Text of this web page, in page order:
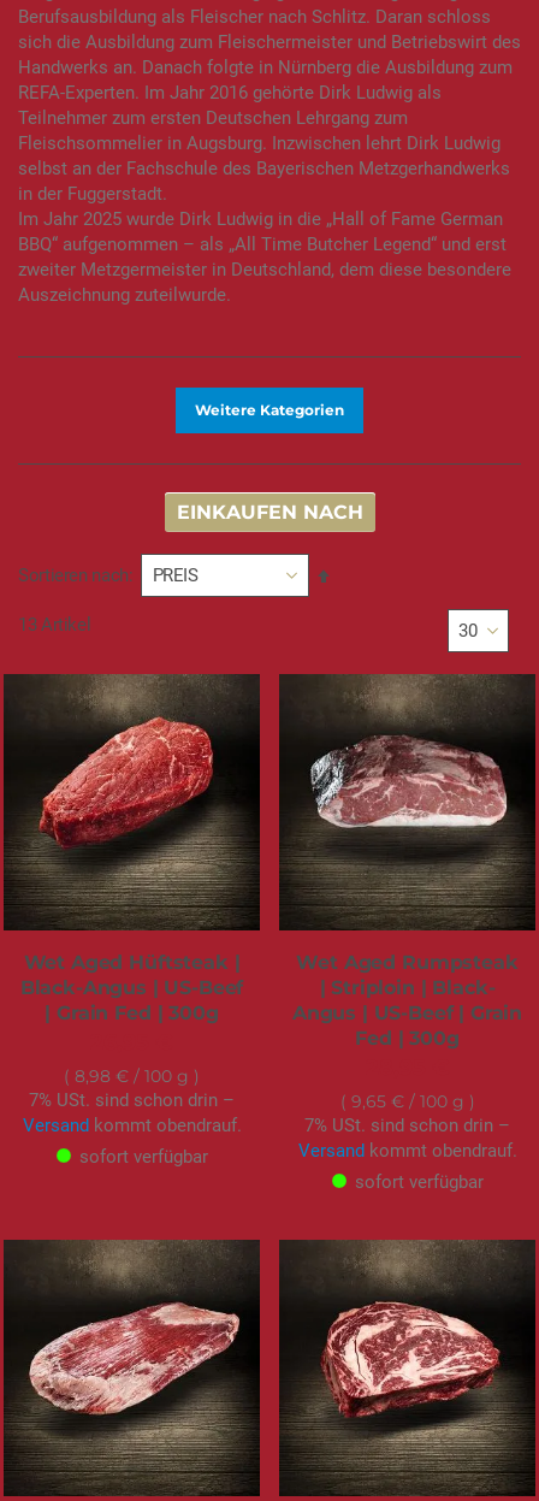
Berufsausbildung als Fleischer nach Schlitz. Daran schloss
sich die Ausbildung zum Fleischermeister und Betriebswirt des
Handwerks an. Danach folgte in Nürnberg die Ausbildung zum
REFA-Experten. Im Jahr 2016 gehörte Dirk Ludwig als
Teilnehmer zum ersten Deutschen Lehrgang zum
Fleischsommelier in Augsburg. Inzwischen lehrt Dirk Ludwig
selbst an der Fachschule des Bayerischen Metzgerhandwerks
in der Fuggerstadt.
Im Jahr 2025 wurde Dirk Ludwig in die „Hall of Fame German
BBQ“ aufgenommen – als „All Time Butcher Legend“ und erst
zweiter Metzgermeister in Deutschland, dem diese besondere
Auszeichnung zuteilwurde.
Weitere Kategorien
EINKAUFEN NACH
Sortieren nach
In
13Artikel
Wet Aged Hüftsteak |
Black-Angus | US-Beef
| Grain Fed | 300g
8,98 € / 100 g
7% USt. sind schon drin –
Versandkommt obendrauf.
sofort verfügbar
Wet Aged Rumpsteak
| Striploin | Black-
Angus | US-Beef | Grain
Fed | 300g
9,65 €/ 100 g
7% USt. sind schon drin –
Versandkommt obendrauf.
sofort verfügbar